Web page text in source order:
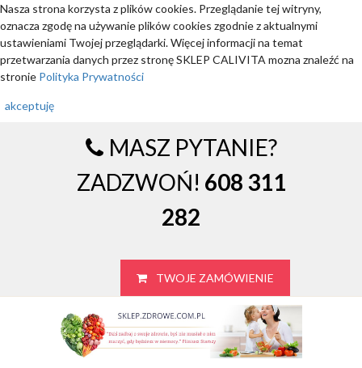
Nasza strona korzysta z plików cookies. Przeglądanie tej witryny,
oznacza zgodę na używanie plików cookies zgodnie z aktualnymi
ustawieniami Twojej przeglądarki. Więcej informacji na temat
przetwarzania danych przez stronę SKLEP CALIVITA mozna znaleźć na
stronie Polityka Prywatności
akceptuję
MASZ PYTANIE?
ZADZWOŃ! 608 311
282
TWOJE ZAMÓWIENIE